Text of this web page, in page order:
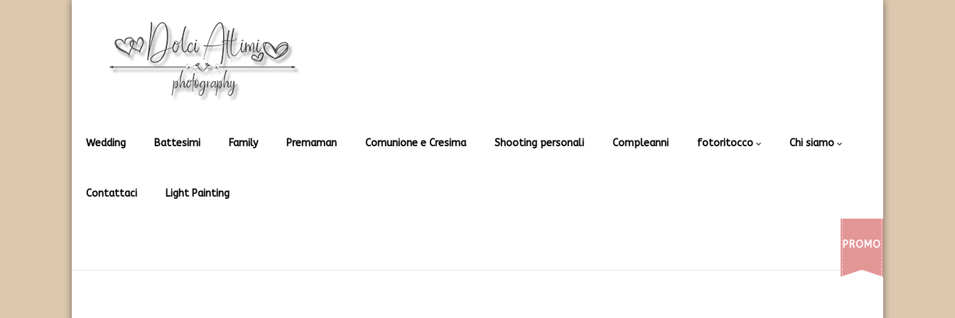
Dolci Attimi
Wedding Battesimi Family Premaman Comunione e Cresima Shooting personali Compleanni fotoritocco Chi siamo
Contattaci Light Painting
PROMO